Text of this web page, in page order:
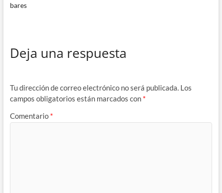
bares
Deja una respuesta
Tu dirección de correo electrónico no será publicada. Los
campos obligatorios están marcados con *
Comentario *